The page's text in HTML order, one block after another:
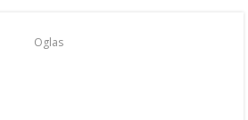
Oglas